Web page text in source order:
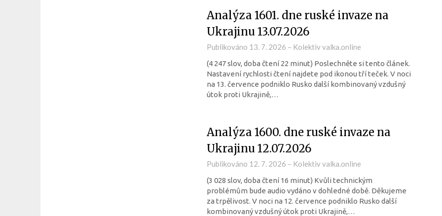
Analýza 1601. dne ruské invaze na
Ukrajinu 13.07.2026
Publikováno 13. 7. 2026 – Kolektiv valka.online
(4 247 slov, doba čtení 22 minut) Poslechněte si tento článek.
Nastavení rychlosti čtení najdete pod ikonou tří teček. V noci
na 13. července podniklo Rusko další kombinovaný vzdušný
útok proti Ukrajině,…
Analýza 1600. dne ruské invaze na
Ukrajinu 12.07.2026
Publikováno 12. 7. 2026 – Kolektiv valka.online
(3 028 slov, doba čtení 16 minut) Kvůli technickým
problémům bude audio vydáno v dohledné době. Děkujeme
za trpělivost. V noci na 12. července podniklo Rusko další
kombinovaný vzdušný útok proti Ukrajině,…